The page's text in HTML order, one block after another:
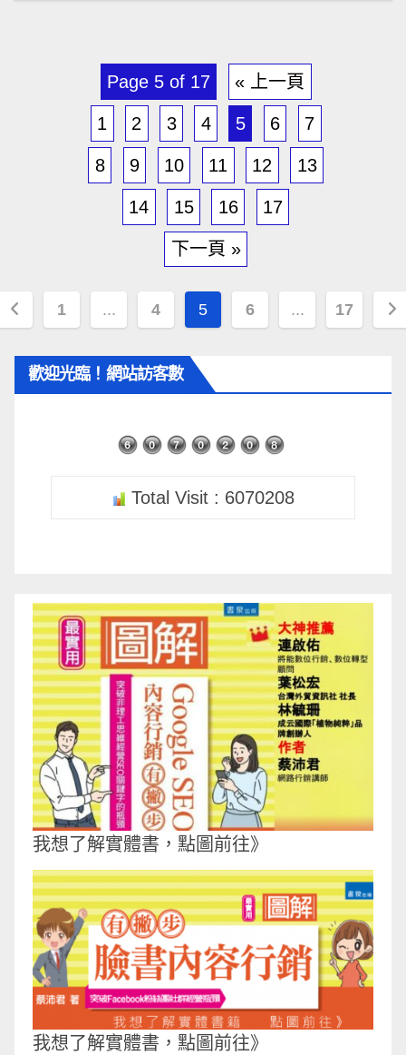
Page 5 of 17 « 上一頁
1 2 3 4 5 6 7
8 9 10 11 12 13
14 15 16 17
下一頁 »
1 ... 4 5 6 ... 17
歡迎光臨！網站訪客數
Total Visit : 6070208
我想了解實體書，點圖前往》
我想了解實體書，點圖前往》